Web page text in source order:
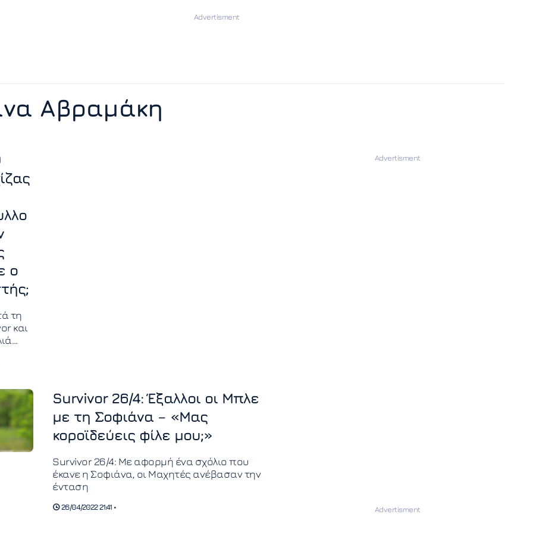
Αβραμάκη
ο
τη
και
εν
Survivor 26/4: Έξαλλοι οι Μπλε
με τη Σοφιάνα – «Μας
κοροϊδεύεις φίλε μου;»
Survivor 26/4: Με αφορμή ένα σχόλιο που
έκανε η Σοφιάνα, οι Μαχητές ανέβασαν την
ένταση
26/04/2022 21:41 •